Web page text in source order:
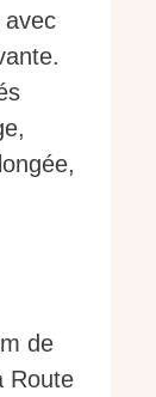
avec
de
Route